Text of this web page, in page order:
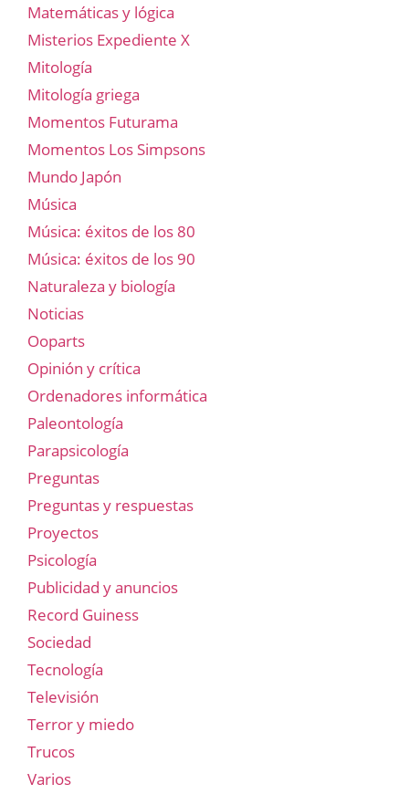
Matemáticas y lógica
Misterios Expediente X
Mitología
Mitología griega
Momentos Futurama
Momentos Los Simpsons
Mundo Japón
Música
Música: éxitos de los 80
Música: éxitos de los 90
Naturaleza y biología
Noticias
Ooparts
Opinión y crítica
Ordenadores informática
Paleontología
Parapsicología
Preguntas
Preguntas y respuestas
Proyectos
Psicología
Publicidad y anuncios
Record Guiness
Sociedad
Tecnología
Televisión
Terror y miedo
Trucos
Varios